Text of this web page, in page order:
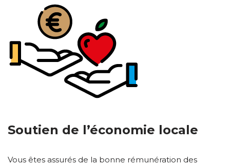
Soutien de l’économie locale
Vous êtes assurés de la bonne rémunération des